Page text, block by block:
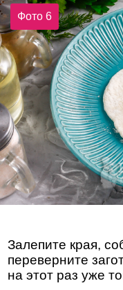
Фото 6
Залепите края,
переверните
на этот раз уже